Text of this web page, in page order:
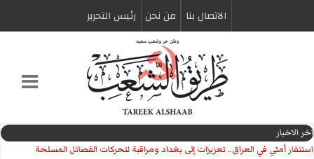
الاتصال بنا من نحن رئیس التحریر
اخر الاخبار
استنفار أمني في العراق.. تعزيزات إلى بغداد ومراقبة لتحركات الفصائل المسلحة